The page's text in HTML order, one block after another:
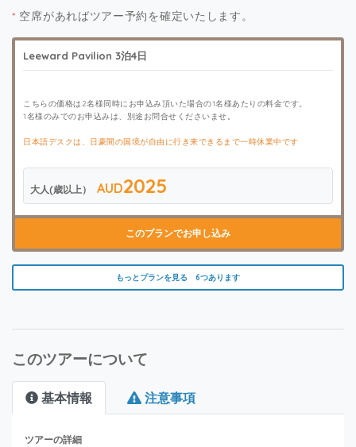
* 空席があればツアー予約を確定いたします。
Leeward Pavilion 3泊4日
こちらの価格は2名様同時にお申込み頂いた場合の1名様あたりの料金です。
1名様のみでのお申込みは、別途お問合せくださいませ。
日本語デスクは、日豪間の国境が自由に行き来できるまで一時休業中です
大人(歳以上） AUD2025
このプランでお申し込み
もっとプランを見る 6つあります
このツアーについて
基本情報 注意事項
ツアーの詳細